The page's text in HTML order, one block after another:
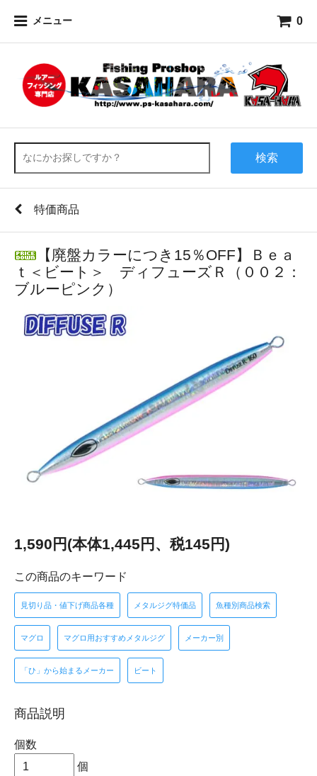
メニュー 0
検索
特価商品
【廃盤カラーにつき15％OFF】Ｂｅａ
ｔ＜ビート＞ ディフューズＲ（００２：
ブルーピンク）
1,590円(本体1,445円、税145円)
この商品のキーワード
見切り品・値下げ商品各種 メタルジグ特価品 魚種別商品検索
マグロ マグロ用おすすめメタルジグ メーカー別
「ひ」から始まるメーカー ビート
商品説明
個数
個